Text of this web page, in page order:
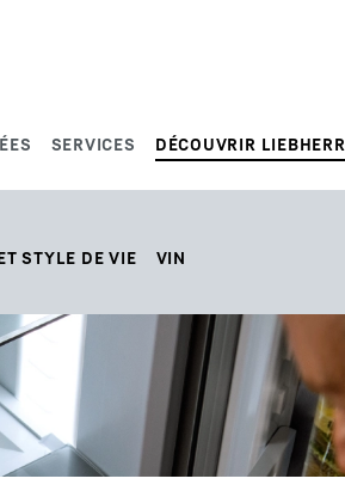
SERVICES DÉCOUVRIR LIEBHERR
STYLE DE VIE VIN